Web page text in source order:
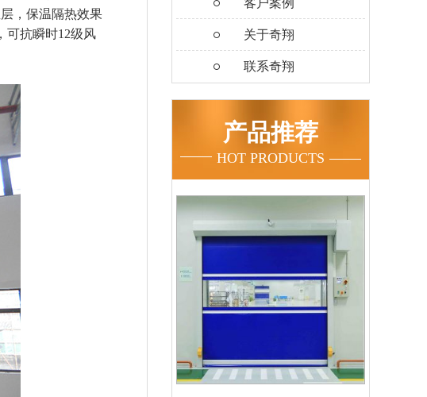
，保温隔热效果
可抗瞬时12级风
客户案例
关于奇翔
联系奇翔
产品推荐
HOT PRODUCTS